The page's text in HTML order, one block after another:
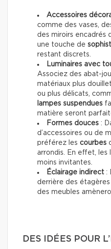
Accessoires
comme des vases,
des miroirs encadrés
une touche de
restant discrets.
Luminaires avec
Associez des abat-
matériaux plus
ou plus délicats,
lampes suspendues
matière seront
Formes douces :
d’accessoires ou de
préférez les courbes
arrondis. En effet, les
moins invitantes.
Éclairage indirect :
derrière des
des meubles
DES IDÉES POUR